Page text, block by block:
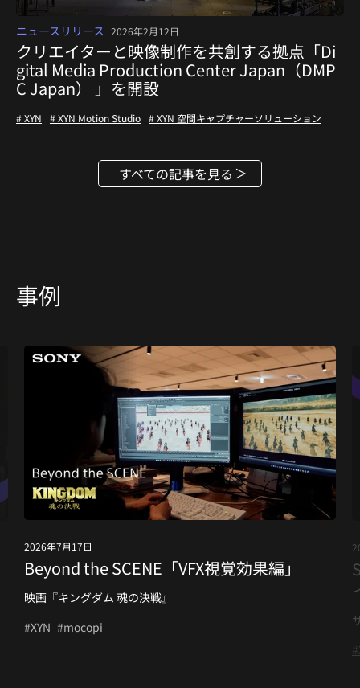
ニュースリリース 2026年2月12日
クリエイターと映像制作を共創する拠点「Di
gital Media Production Center Japan（DMP
C Japan） 」を開設
# XYN # XYN Motion Studio # XYN 空間キャプチャーソリューション
すべての記事を見る
事例
2026年7月17日
Beyond the SCENE「VFX視覚効果編」
映画『キングダム 魂の決戦』
#XYN #mocopi